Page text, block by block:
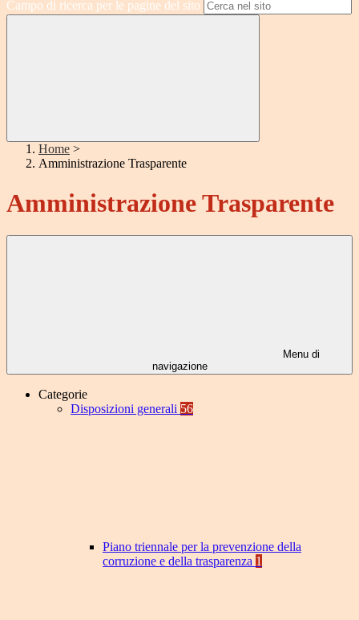
Campo di ricerca per le pagine del sito
Home >
Amministrazione Trasparente
Amministrazione Trasparente
Menu di
navigazione
Categorie
Disposizioni generali 56
Piano triennale per la prevenzione della
corruzione e della trasparenza 1